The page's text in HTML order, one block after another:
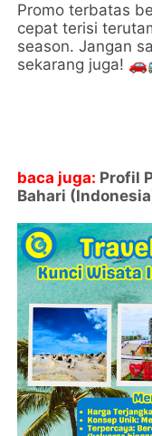
Promo terbatas
cepat terisi
season. Jangan
sekarang juga!
baca juga: Profil
Bahari